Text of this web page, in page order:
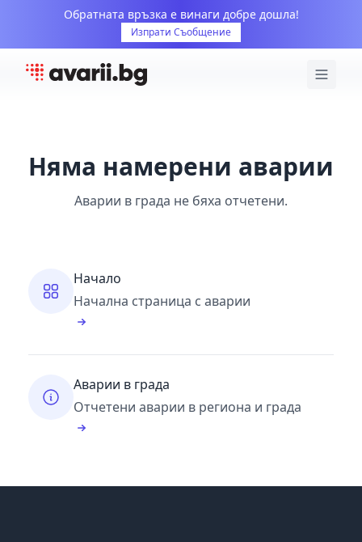
Обратната връзка е винаги добре дошла!
Изпрати Съобщение
Няма намерени аварии
Аварии в града не бяха отчетени.
Начало
Начална страница с аварии
Аварии в града
Отчетени аварии в региона и града